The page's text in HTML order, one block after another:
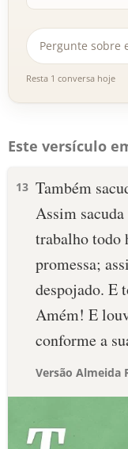
Resta 1 conversa hoje
Este versículo
13 Também
Assim sacuda
trabalho todo
promessa;
despojado. E
Amém! E
conforme a
Versão Almeida